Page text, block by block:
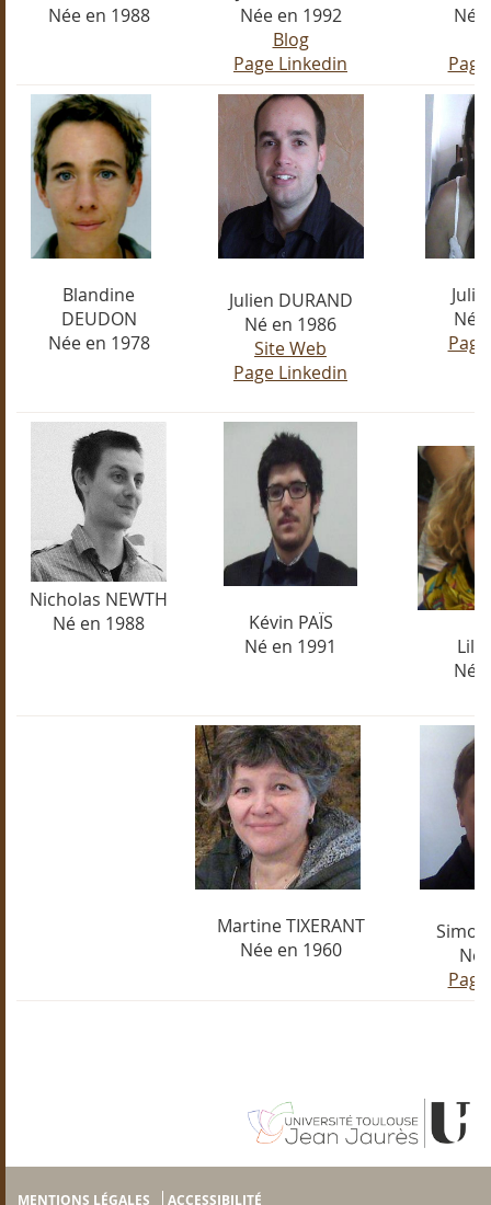
Née en 1988
Née en 1992
Blog
Page Linkedin
Blandine
DEUDON
Née en 1978
Julien DURAND
Né en 1986
Site Web
Page Linkedin
Julie
Nicholas NEWTH
Né en 1988
Kévin PAÏS
Né en 1991
Lila
Martine TIXERANT
Née en 1960
Simon
Né
MENTIONS LÉGALES ACCESSIBILITÉ